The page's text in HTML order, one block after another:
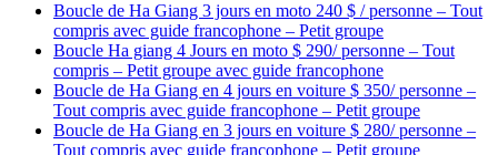
Boucle de Ha Giang 3 jours en moto 240 $ / personne – Tout
compris avec guide francophone – Petit groupe
Boucle Ha giang 4 Jours en moto $ 290/ personne – Tout
compris – Petit groupe avec guide francophone
Boucle de Ha Giang en 4 jours en voiture $ 350/ personne –
Tout compris avec guide francophone – Petit groupe
Boucle de Ha Giang en 3 jours en voiture $ 280/ personne –
Tout compris avec guide francophone – Petit groupe